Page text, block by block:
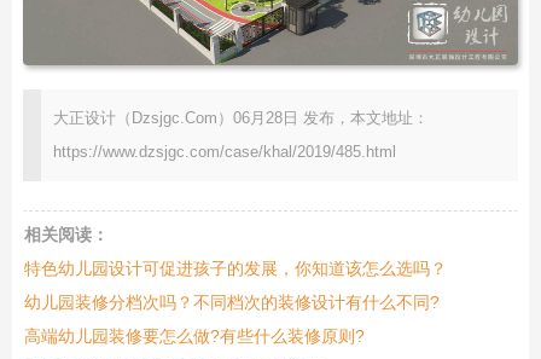
大正设计（Dzsjgc.Com）06月28日 发布，本文地址：
https://www.dzsjgc.com/case/khal/2019/485.html
相关阅读：
特色幼儿园设计可促进孩子的发展，你知道该怎么选吗？
幼儿园装修分档次吗？不同档次的装修设计有什么不同?
高端幼儿园装修要怎么做?有些什么装修原则?